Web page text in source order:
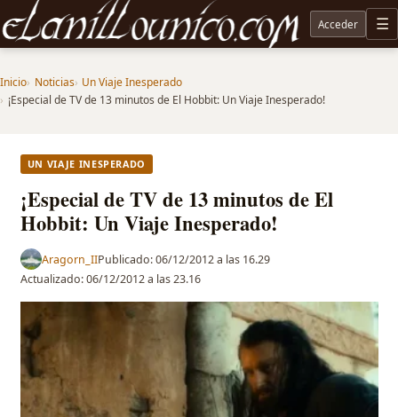
Noticias sobre Tolkien: El Señor de los Anillos, Los Anillos de Poder, La Caza de Gollum, la
Acceder
Inicio Noticias Un Viaje Inesperado
¡Especial de TV de 13 minutos de El Hobbit: Un Viaje Inesperado!
UN VIAJE INESPERADO
¡Especial de TV de 13 minutos de El
Hobbit: Un Viaje Inesperado!
Aragorn_IIPublicado:06/12/2012 a las 16.29
Actualizado:06/12/2012 a las 23.16